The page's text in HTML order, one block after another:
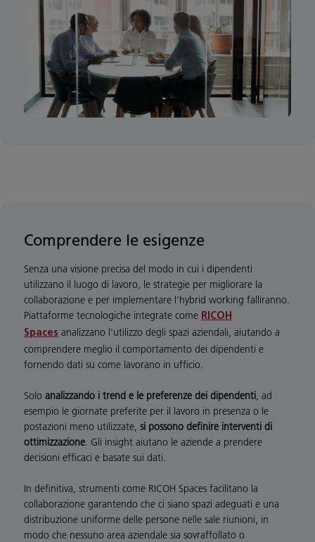
Comprendere le esigenze
Senza una visione precisa del modo in cui i dipendenti
utilizzano il luogo di lavoro, le strategie per migliorare la
collaborazione e per implementare l'hybrid working falliranno.
Piattaforme tecnologiche integrate come RICOH
Spaces analizzano l'utilizzo degli spazi aziendali, aiutando a
comprendere meglio il comportamento dei dipendenti e
fornendo dati su come lavorano in ufficio.
Solo analizzando i trend e le preferenze dei dipendenti, ad
esempio le giornate preferite per il lavoro in presenza o le
postazioni meno utilizzate, si possono definire interventi di
ottimizzazione. Gli insight aiutano le aziende a prendere
decisioni efficaci e basate sui dati.
In definitiva, strumenti come RICOH Spaces facilitano la
collaborazione garantendo che ci siano spazi adeguati e una
distribuzione uniforme delle persone nelle sale riunioni, in
modo che nessuno area aziendale sia sovraffollato o